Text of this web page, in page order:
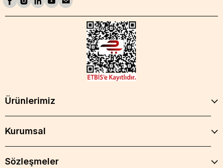
Ürünlerimiz
Kurumsal
Sözleşmeler